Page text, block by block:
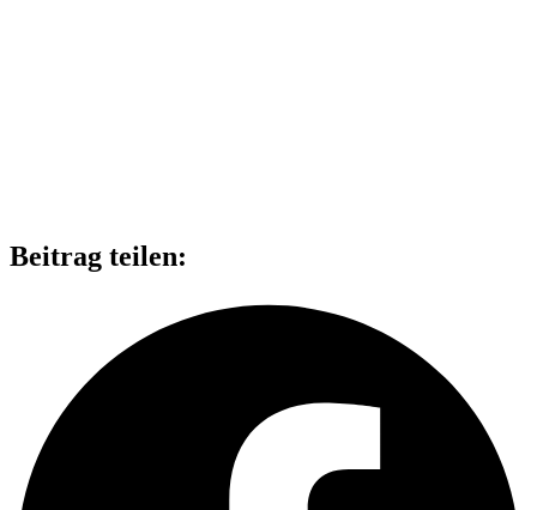
Beitrag teilen: